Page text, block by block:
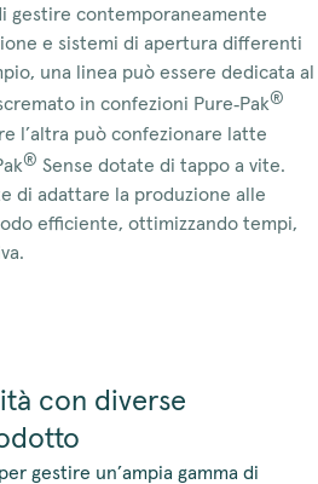
gestire contemporaneamente
e sistemi di apertura differenti
una linea può essere dedicata al
in confezioni Pure‑Pak®
l’altra può confezionare latte
® Sense dotate di tappo a vite.
di adattare la produzione alle
efficiente, ottimizzando tempi,
con diverse
gestire un’ampia gamma di